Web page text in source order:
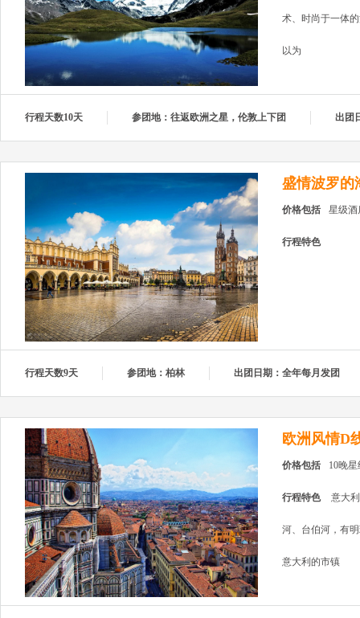
术、时尚于一体
以为
行程天数10天 参团地：往返欧洲之星，伦敦上下团 出团
盛情波罗的
价格包括 星级酒
行程特色
行程天数9天 参团地：柏林 出团日期：全年每月发团
欧洲风情D
价格包括 10晚
行程特色 意大
河、台伯河，有
意大利的市镇